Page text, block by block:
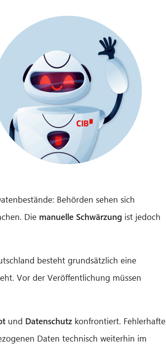
Behörden sehen sich
Die manuelle Schwärzung ist jedoch
besteht grundsätzlich eine
Vor der Veröffentlichung müssen
und Datenschutz konfrontiert. Fehlerhafte
Daten technisch weiterhin im